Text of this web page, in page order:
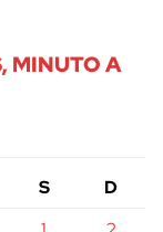
MINUTO A
S
D